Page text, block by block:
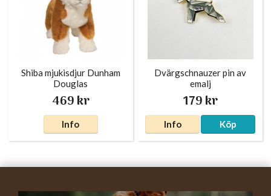
Shiba mjukisdjur Dunham
Douglas
469 kr
Info
Dvärgschnauzer pin av
emalj
179 kr
Info Köp